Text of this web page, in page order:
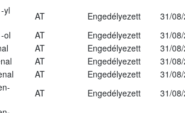
yl
AT Engedélyezett
31/
ol
AT Engedélyezett
31/
AT Engedélyezett
31/
AT Engedélyezett
31/
AT Engedélyezett
31/
AT Engedélyezett
31/